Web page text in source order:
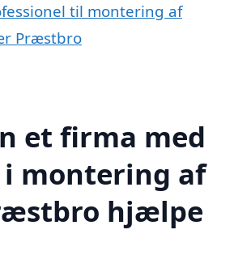
til montering af
Præstbro
et firma med
i montering af
hjælpe